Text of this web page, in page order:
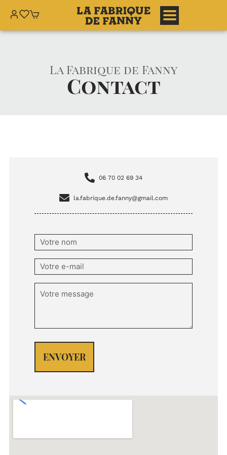
La Fabrique de Fanny
Contact
06 70 02 69 34
la.fabrique.de.fanny@gmail.com
Nom
(Nécessaire)
E-
mail
(Nécessaire)
(Nécessaire)